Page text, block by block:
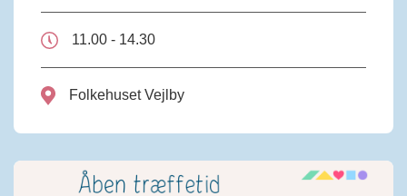
11.00 - 14.30
Folkehuset Vejlby